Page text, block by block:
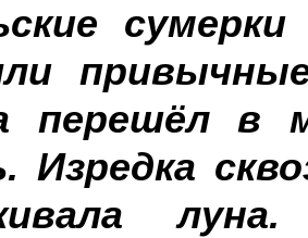
перешёл в
Изредка